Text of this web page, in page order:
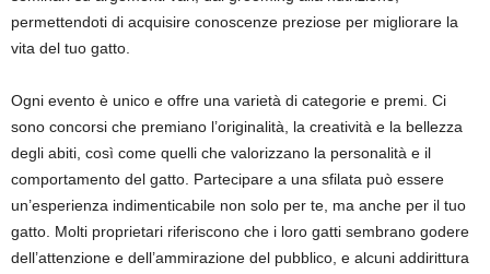
permettendoti di acquisire conoscenze preziose per migliorare la
vita del tuo gatto.
Ogni evento è unico e offre una varietà di categorie e premi. Ci
sono concorsi che premiano l’originalità, la creatività e la bellezza
degli abiti, così come quelli che valorizzano la personalità e il
comportamento del gatto. Partecipare a una sfilata può essere
un’esperienza indimenticabile non solo per te, ma anche per il tuo
gatto. Molti proprietari riferiscono che i loro gatti sembrano godere
dell’attenzione e dell’ammirazione del pubblico, e alcuni addirittura